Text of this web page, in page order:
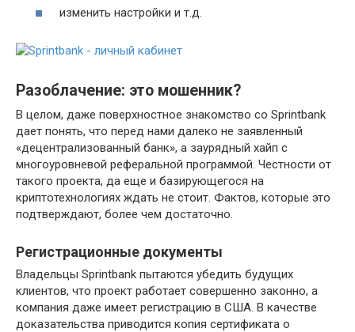
изменить настройки и т.д.
Разоблачение: это мошенник?
В целом, даже поверхностное знакомство со Sprintbank
дает понять, что перед нами далеко не заявленный
«децентрализованный банк», а заурядный хайп с
многоуровневой реферальной программой. Честности от
такого проекта, да еще и базирующегося на
криптотехнологиях ждать не стоит. Фактов, которые это
подтверждают, более чем достаточно.
Регистрационные документы
Владельцы Sprintbank пытаются убедить будущих
клиентов, что проект работает совершенно законно, а
компания даже имеет регистрацию в США. В качестве
доказательства приводится копия сертификата о